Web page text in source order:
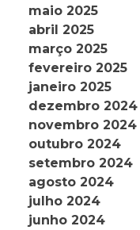
maio 2025
abril 2025
março 2025
fevereiro 2025
janeiro 2025
dezembro 2024
novembro 2024
outubro 2024
setembro 2024
agosto 2024
julho 2024
junho 2024